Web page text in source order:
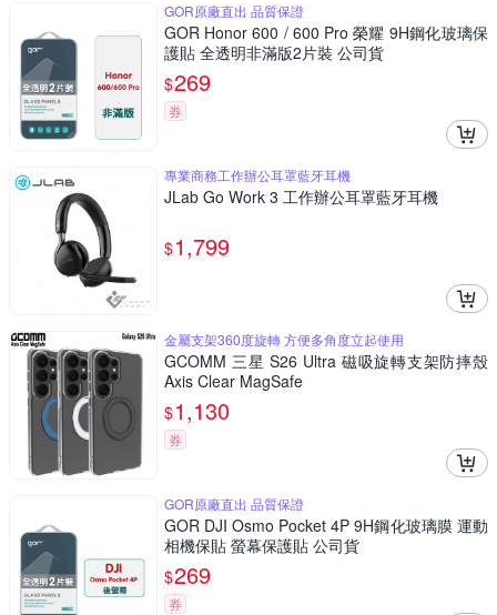
GOR原廠直出 品質保證
GOR Honor 600 / 600 Pro 榮耀 9H鋼化玻璃保
護貼 全透明非滿版2片裝 公司貨
$269
券
專業商務工作辦公耳罩藍牙耳機
JLab Go Work 3 工作辦公耳罩藍牙耳機
$1,799
金屬支架360度旋轉 方便多角度立起使用
GCOMM 三星 S26 Ultra 磁吸旋轉支架防摔殼
Axis Clear MagSafe
$1,130
券
GOR原廠直出 品質保證
GOR DJI Osmo Pocket 4P 9H鋼化玻璃膜 運動
相機保貼 螢幕保護貼 公司貨
$269
券